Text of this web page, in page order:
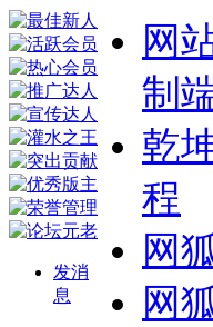
发消
息
网
制
乾
程
网
网